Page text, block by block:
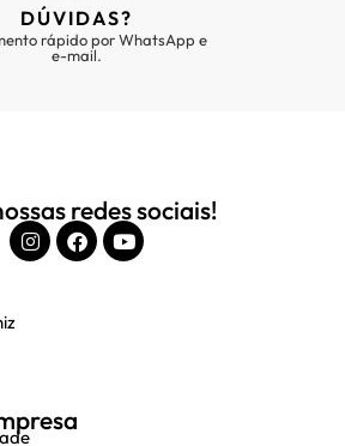
DÚVIDAS?
rápido por WhatsApp e
e-mail.
redes sociais!